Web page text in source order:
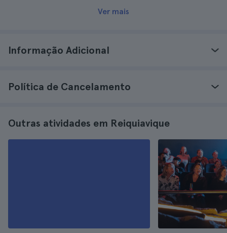
Ver mais
Informação Adicional
Política de Cancelamento
Outras atividades em Reiquiavique